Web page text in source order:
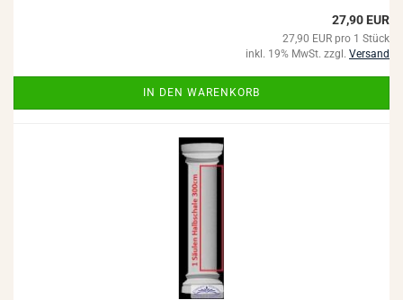
27,90 EUR
27,90 EUR pro 1 Stück
inkl. 19% MwSt. zzgl. Versand
IN DEN WARENKORB